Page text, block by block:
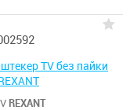
TV без пайки
REXANT